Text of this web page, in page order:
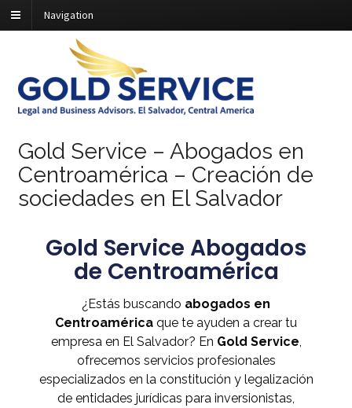
Navigation
Gold Service – Abogados en
Centroamérica – Creación de
sociedades en El Salvador
Gold Service Abogados
de Centroamérica
¿Estás buscando abogados en
Centroamérica que te ayuden a crear tu
empresa en El Salvador? En Gold Service
ofrecemos servicios profesionales
especializados en la constitución y legalización
de entidades jurídicas para inversionistas,